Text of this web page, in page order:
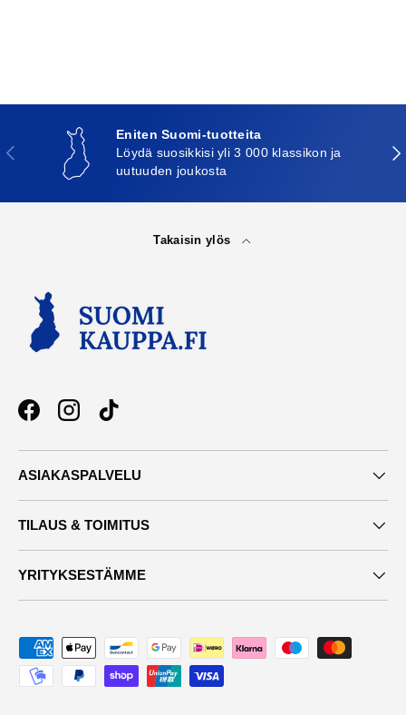
Edellinen
Eniten Suomi-tuotteita
Löydä suosikkisi yli 3 000 klassikon ja
uutuuden joukosta
Takaisin ylös
FacebookInstagramTikTok
ASIAKASPALVELU
TILAUS & TOIMITUS
YRITYKSESTÄMME
Maksutavat